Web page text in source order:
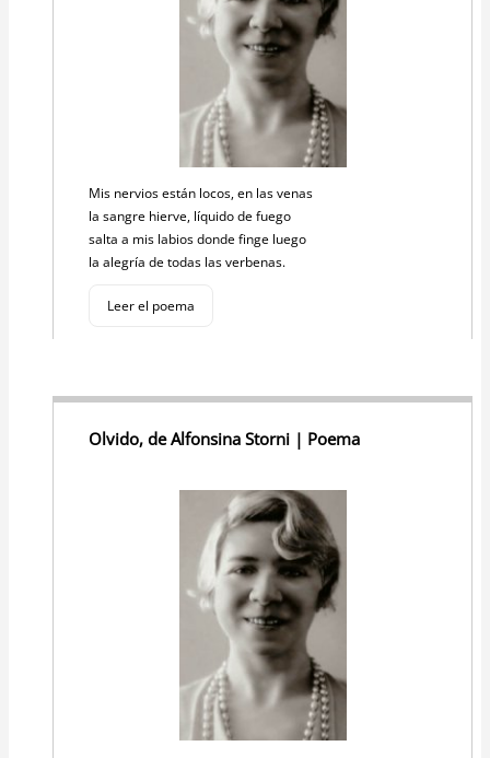
Mis nervios están locos, en las venas
la sangre hierve, líquido de fuego
salta a mis labios donde finge luego
la alegría de todas las verbenas.
Leer el poema
Olvido, de Alfonsina Storni | Poema